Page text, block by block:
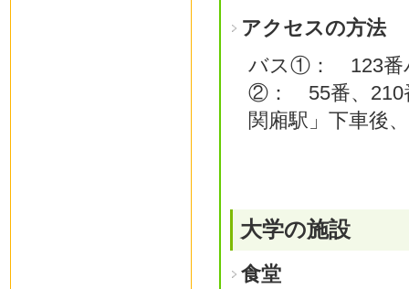
アクセスの方法
バス①： 123番
②： 55番、210
関廂駅」下車後
大学の施設
食堂